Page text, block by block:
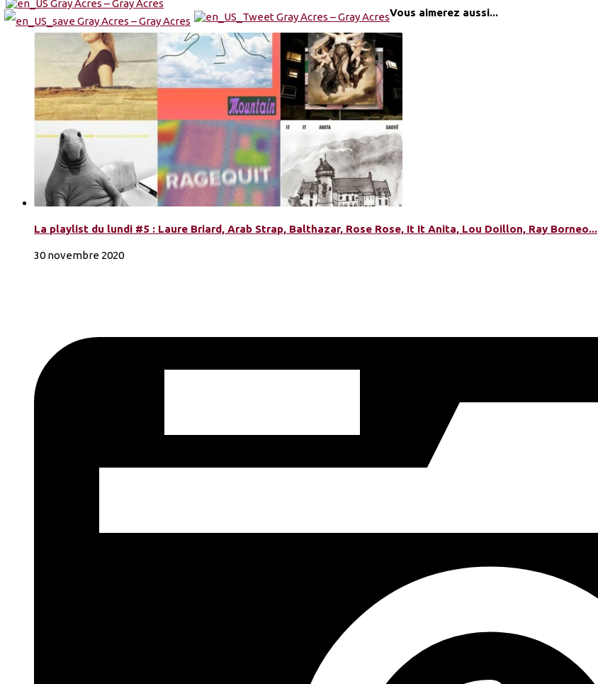
Vous aimerez aussi...
La playlist du lundi #5 : Laure Briard, Arab Strap, Balthazar, Rose Rose, It It Anita, Lou Doillon, Ray Borneo...
30 novembre 2020